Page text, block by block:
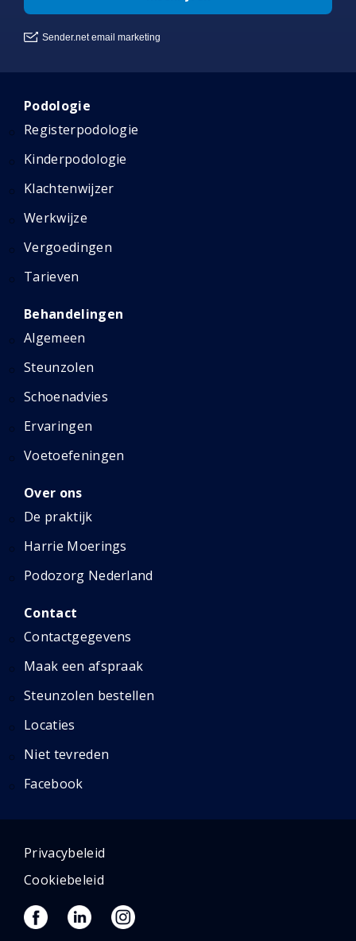
Podologie
Registerpodologie
Kinderpodologie
Klachtenwijzer
Werkwijze
Vergoedingen
Tarieven
Behandelingen
Algemeen
Steunzolen
Schoenadvies
Ervaringen
Voetoefeningen
Over ons
De praktijk
Harrie Moerings
Podozorg Nederland
Contact
Contactgegevens
Maak een afspraak
Steunzolen bestellen
Locaties
Niet tevreden
Facebook
Privacybeleid
Cookiebeleid